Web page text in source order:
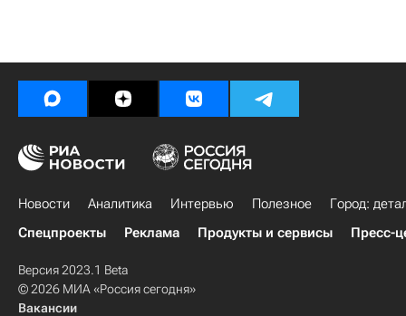
Новости Аналитика Интервью Полезное
Город:
Спецпроекты
Реклама Продукты и сервисы Пресс-
Версия 2023.1 Beta
© 2026 МИА «Россия сегодня»
Вакансии